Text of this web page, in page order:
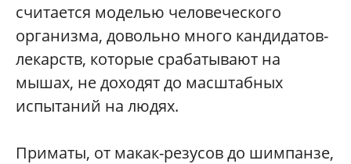
считается моделью человеческого
организма, довольно много кандидатов-
лекарств, которые срабатывают на
мышах, не доходят до масштабных
испытаний на людях.
Приматы, от макак-резусов до шимпанзе,